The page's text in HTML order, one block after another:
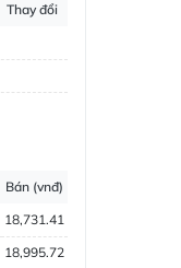
Thay đổi
Bán (vnđ)
18,731.41
18,995.72